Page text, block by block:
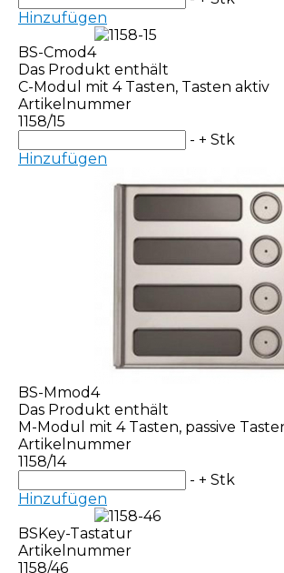
Hinzufügen
BS-Cmod4
Das Produkt enthält
C-Modul mit 4 Tasten, Tasten aktiv
Artikelnummer
1158/15
- + Stk
Hinzufügen
BS-Mmod4
Das Produkt enthält
M-Modul mit 4 Tasten, passive
Artikelnummer
1158/14
- + Stk
Hinzufügen
BSKey-Tastatur
Artikelnummer
1158/46